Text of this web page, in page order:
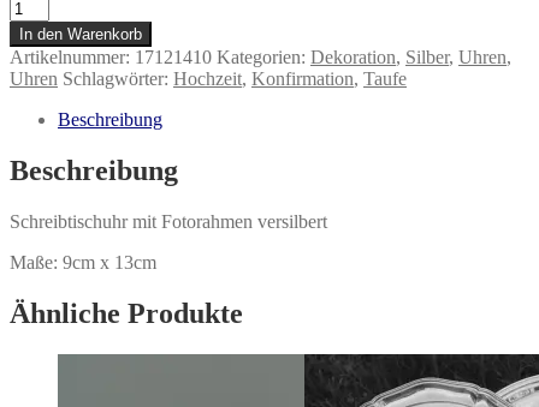
Uhr
mit
Fotorahmen
glatt
versilbert
Menge
In den Warenkorb
Artikelnummer: 17121410 Kategorien: Dekoration, Silber, Uhren,
Uhren Schlagwörter: Hochzeit, Konfirmation, Taufe
Beschreibung
Beschreibung
Schreibtischuhr mit Fotorahmen versilbert
Maße: 9cm x 13cm
Ähnliche Produkte